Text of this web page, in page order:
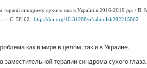
терапії синдрому сухого ока в Україні в 2016-2019 рр. /
— С. 58-62. http://doi.org/10.31288/oftalmolzh202215862
как в мире в целом, так и в Украине.
терапии синдрома сухого глаза